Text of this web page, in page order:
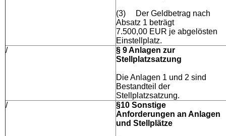
(3)
Der Geldbetrag nach
Absatz 1 beträgt
7.500,00 EUR je abgelösten
Einstellplatz.
/
§ 9 Anlagen zur
Stellplatzsatzung
Die Anlagen 1 und 2 sind
Bestandteil der
Stellplatzsatzung.
/
§10 Sonstige
Anforderungen an Anlagen
und Stellplätze